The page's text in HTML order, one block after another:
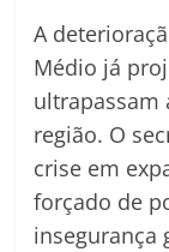
A
Médio já
ultrapassam
região. O
crise em
forçado de
insegurança